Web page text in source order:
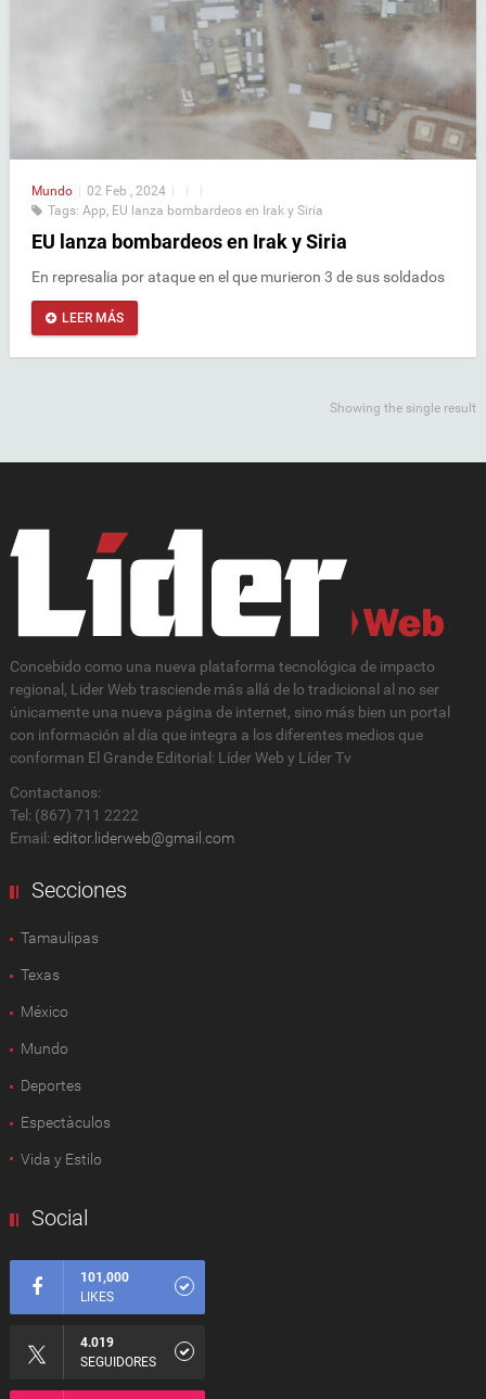
Mundo | 02 Feb , 2024 | |
|
Tags: App, EU lanza bombardeos en Irak y Siria
EU lanza bombardeos en Irak y Siria
En represalia por ataque en el que murieron 3 de sus soldados
LEER MÁS
Showing the single result
Concebido como una nueva plataforma tecnológica de impacto
regional, Lider Web trasciende más allá de lo tradicional al no ser
únicamente una nueva página de internet, sino más bien un portal
con información al día que integra a los diferentes medios que
conforman El Grande Editorial: Líder Web y Líder Tv
Contactanos:
Tel: (867) 711 2222
Email: editor.liderweb@gmail.com
Secciones
Tamaulipas
Texas
México
Mundo
Deportes
Espectàculos
Vida y Estilo
Social
101,000
LIKES
4.019
SEGUIDORES